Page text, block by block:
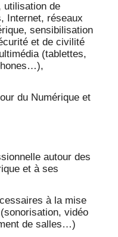
utilisation de
Internet, réseaux
sensibilisation
et de civilité
(tablettes,
du Numérique et
autour des
et à ses
à la mise
vidéo
de salles…)